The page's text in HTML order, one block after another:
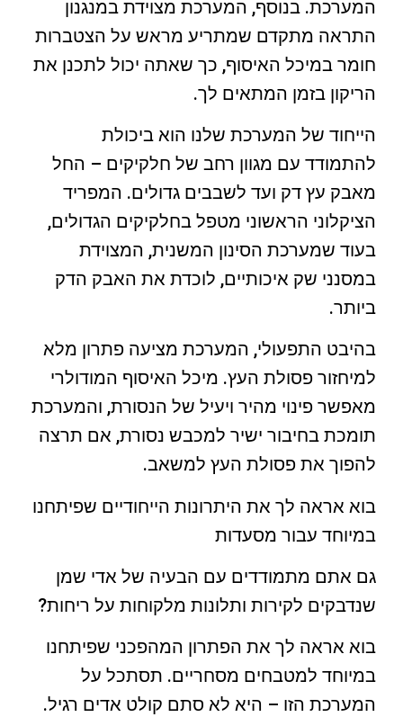
המערכת. בנוסף, המערכת מצוידת במנגנון
התראה מתקדם שמתריע מראש על הצטברות
חומר במיכל האיסוף, כך שאתה יכול לתכנן את
הריקון בזמן המתאים לך.
הייחוד של המערכת שלנו הוא ביכולת
להתמודד עם מגוון רחב של חלקיקים – החל
מאבק עץ דק ועד לשבבים גדולים. המפריד
הציקלוני הראשוני מטפל בחלקיקים הגדולים,
בעוד שמערכת הסינון המשנית, המצוידת
במסנני שק איכותיים, לוכדת את האבק הדק
ביותר.
בהיבט התפעולי, המערכת מציעה פתרון מלא
למיחזור פסולת העץ. מיכל האיסוף המודולרי
מאפשר פינוי מהיר ויעיל של הנסורת, והמערכת
תומכת בחיבור ישיר למכבש נסורת, אם תרצה
להפוך את פסולת העץ למשאב.
בוא אראה לך את היתרונות הייחודיים שפיתחנו
במיוחד עבור מסעדות
גם אתם מתמודדים עם הבעיה של אדי שמן
שנדבקים לקירות ותלונות מלקוחות על ריחות?
בוא אראה לך את הפתרון המהפכני שפיתחנו
במיוחד למטבחים מסחריים. תסתכל על
המערכת הזו – היא לא סתם קולט אדים רגיל.